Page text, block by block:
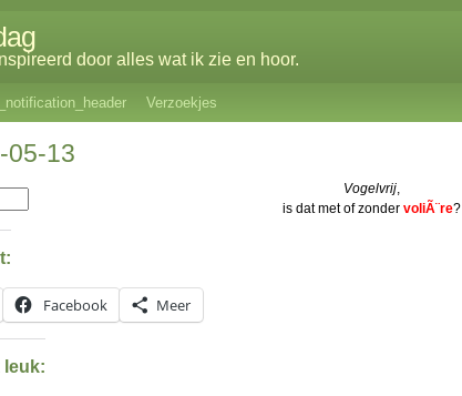
door alles wat ik zie en hoor.
Verzoekjes
05-13
Vogelvrij,
is dat met of zondervoliÃ¨re?
Facebook Meer
leuk: